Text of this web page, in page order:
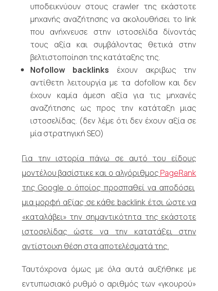
υποδεικνύουν στους crawler της εκάστοτε
μηχανής αναζήτησης να ακολουθήσει το link
που ανήχνευσε στην ιστοσελίδα δίνοντάς
τους αξία και συμβάλοντας θετικά στην
βελτιστοποίηση της κατάταξης της.
Nofollowbacklinks έχουν ακριβως την
αντίθετη λειτουργία με τα dofollow και δεν
έχουν καμία άμεση αξία για τις μηχανές
αναζήτησης ως προς την κατάταξη μιας
ιστοσελίδας. (δεν λέμε ότι δεν έχουν αξία σε
μία στρατηγική SEO)
Για την ιστορία πάνω σε αυτό του είδους
μοντέλου βασίστικε και ο αλγόριθμοςPageRank
της Google ο όποίος προσπαθεί να αποδόσει
μια μορφή αξίας σε κάθε backlink έτσι ώστε να
«καταλάβει» την σημαντικότητα της εκάστοτε
ιστοσελίδας ώστε να την κατατάξει στην
αντίστοιχη θέση στα αποτελέσματά της.
Ταυτόχρονα όμως με όλα αυτά αυξήθηκε με
εντυπωσιακό ρυθμό ο αριθμός των «γκουρού»